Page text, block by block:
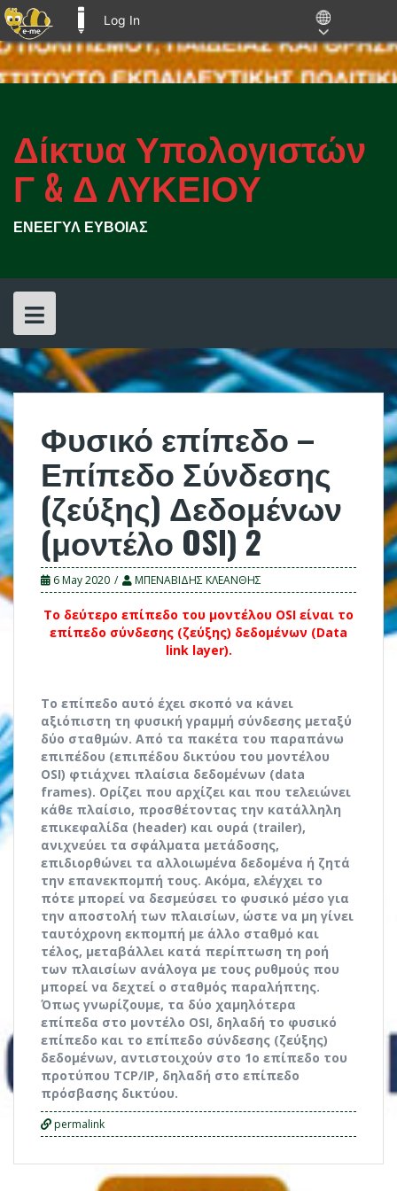
Δίκτυα Υπολογιστών
Γ & Δ ΛΥΚΕΙΟΥ
ΕΝΕΕΓΥΛ ΕΥΒΟΙΑΣ
Φυσικό επίπεδο –
Επίπεδο Σύνδεσης
(ζεύξης) Δεδομένων
(μοντέλο OSI) 2
6 May 2020 ΜΠΕΝΑΒΙΔΗΣ ΚΛΕΑΝΘΗΣ
To δεύτερο επίπεδο του μοντέλου OSI είναι το
επίπεδο σύνδεσης (ζεύξης) δεδομένων (Data
link layer).
To επίπεδο αυτό έχει σκοπό να κάνει
αξιόπιστη τη φυσική γραμμή σύνδεσης μεταξύ
δύο σταθμών. Από τα πακέτα του παραπάνω
επιπέδου (επιπέδου δικτύου του μοντέλου
OSI) φτιάχνει πλαίσια δεδομένων (data
frames). Ορίζει που αρχίζει και που τελειώνει
κάθε πλαίσιο, προσθέτοντας την κατάλληλη
επικεφαλίδα (header) και ουρά (trailer),
ανιχνεύει τα σφάλματα μετάδοσης,
επιδιορθώνει τα αλλοιωμένα δεδομένα ή ζητά
την επανεκπομπή τους. Ακόμα, ελέγχει το
πότε μπορεί να δεσμεύσει το φυσικό μέσο για
την αποστολή των πλαισίων, ώστε να μη γίνει
ταυτόχρονη εκπομπή με άλλο σταθμό και
τέλος, μεταβάλλει κατά περίπτωση τη ροή
των πλαισίων ανάλογα με τους ρυθμούς που
μπορεί να δεχτεί ο σταθμός παραλήπτης.
Όπως γνωρίζουμε, τα δύο χαμηλότερα
επίπεδα στο μοντέλο OSI, δηλαδή το φυσικό
επίπεδο και το επίπεδο σύνδεσης (ζεύξης)
δεδομένων, αντιστοιχούν στο 1ο επίπεδο του
προτύπου TCP/IP, δηλαδή στο επίπεδο
πρόσβασης δικτύου.
permalink
Log In